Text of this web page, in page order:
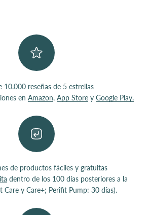
10.000 reseñas de 5 estrellas
en Amazon, App Store y Google Play.
de productos fáciles y gratuitas
dentro de los 100 días posteriores a la
Care y Care+; Perifit Pump: 30 días).